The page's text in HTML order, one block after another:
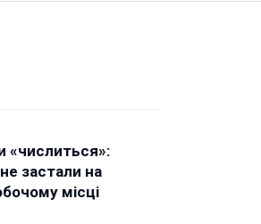
«числиться»:
застали на
місці